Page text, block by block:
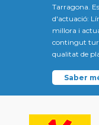
Tarragona.
d'actuació:
millora i
contingut
qualitat de
Saber